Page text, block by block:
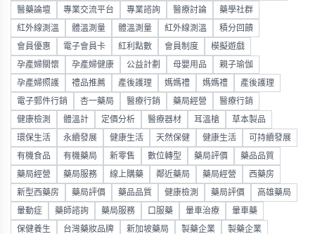
醫藥論壇 專業交流平台 專業諮詢 醫療討論 藥學社群
紅外線測溫 體溫測量 體溫測量 紅外線測溫 積分回饋
會員優惠 電子會員卡 紅利點數 會員制度 模擬遊戲
孕產婦關懷 孕產婦健康 公益計劃 母嬰用品 親子瑜伽
孕產婦照護 禮品推薦 產後護理 媽媽禮 媽媽禮 產後護理
電子郵件行銷 杏一藥局 醫療行銷 藥局經營 醫療行銷
健康檢測 體溫計 定價分析 醫療器材 耳溫槍 草本製品
環保生活 永續發展 健康生活 天然保健 健康生活 可持續發展
有機食品 有機藥局 新零售 數位轉型 藥局評價 藥品品質
藥局經營 藥局服務 線上購藥 鄰近藥局 藥局經營 西藥房
新型西藥房 藥局評價 藥品品質 健康檢測 藥局評價 高雄藥局
暈動症 藥師諮詢 藥局服務 口服藥 暈車治療 暈車藥
保健養生 台灣藥妝品牌 新加坡藥局 製藥企業 製藥企業